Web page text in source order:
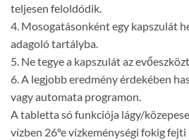
teljesen feloldódik.
4. Mosogatásonként egy kapszulát
adagoló tartályba.
5. Ne tegye a kapszulát az
6. A legjobb eredmény érdekében
vagy automata programon.
A tabletta só funkciója lágy/
vízben 26ºe vízkeménységi fokig